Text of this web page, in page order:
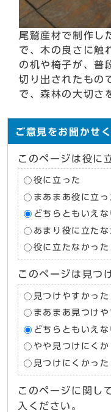
尾鷲産材で制作し
で、木の良さに触
の机や椅子が、普
切り出されたもの
で、森林の大切さ
ご意見をお聞かせ
このページは役に
役に立った
まあまあ役に立っ
どちらともいえな
あまり役に立たな
役に立たなかった
このページは見つ
見つけやすかった
まあまあ見つけや
どちらともいえな
やや見つけにくか
見つけにくかった
このページに関し
入ください。